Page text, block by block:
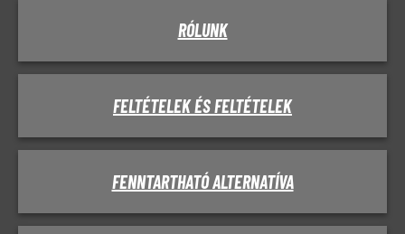
RÓLUNK
FELTÉTELEK ÉS FELTÉTELEK
FENNTARTHATÓ ALTERNATÍVA